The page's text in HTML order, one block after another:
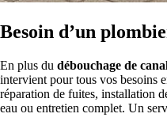
Besoin d’un
En plus du débouchage de
intervient pour tous vos besoins
réparation de fuites, installation
eau ou entretien complet. Un